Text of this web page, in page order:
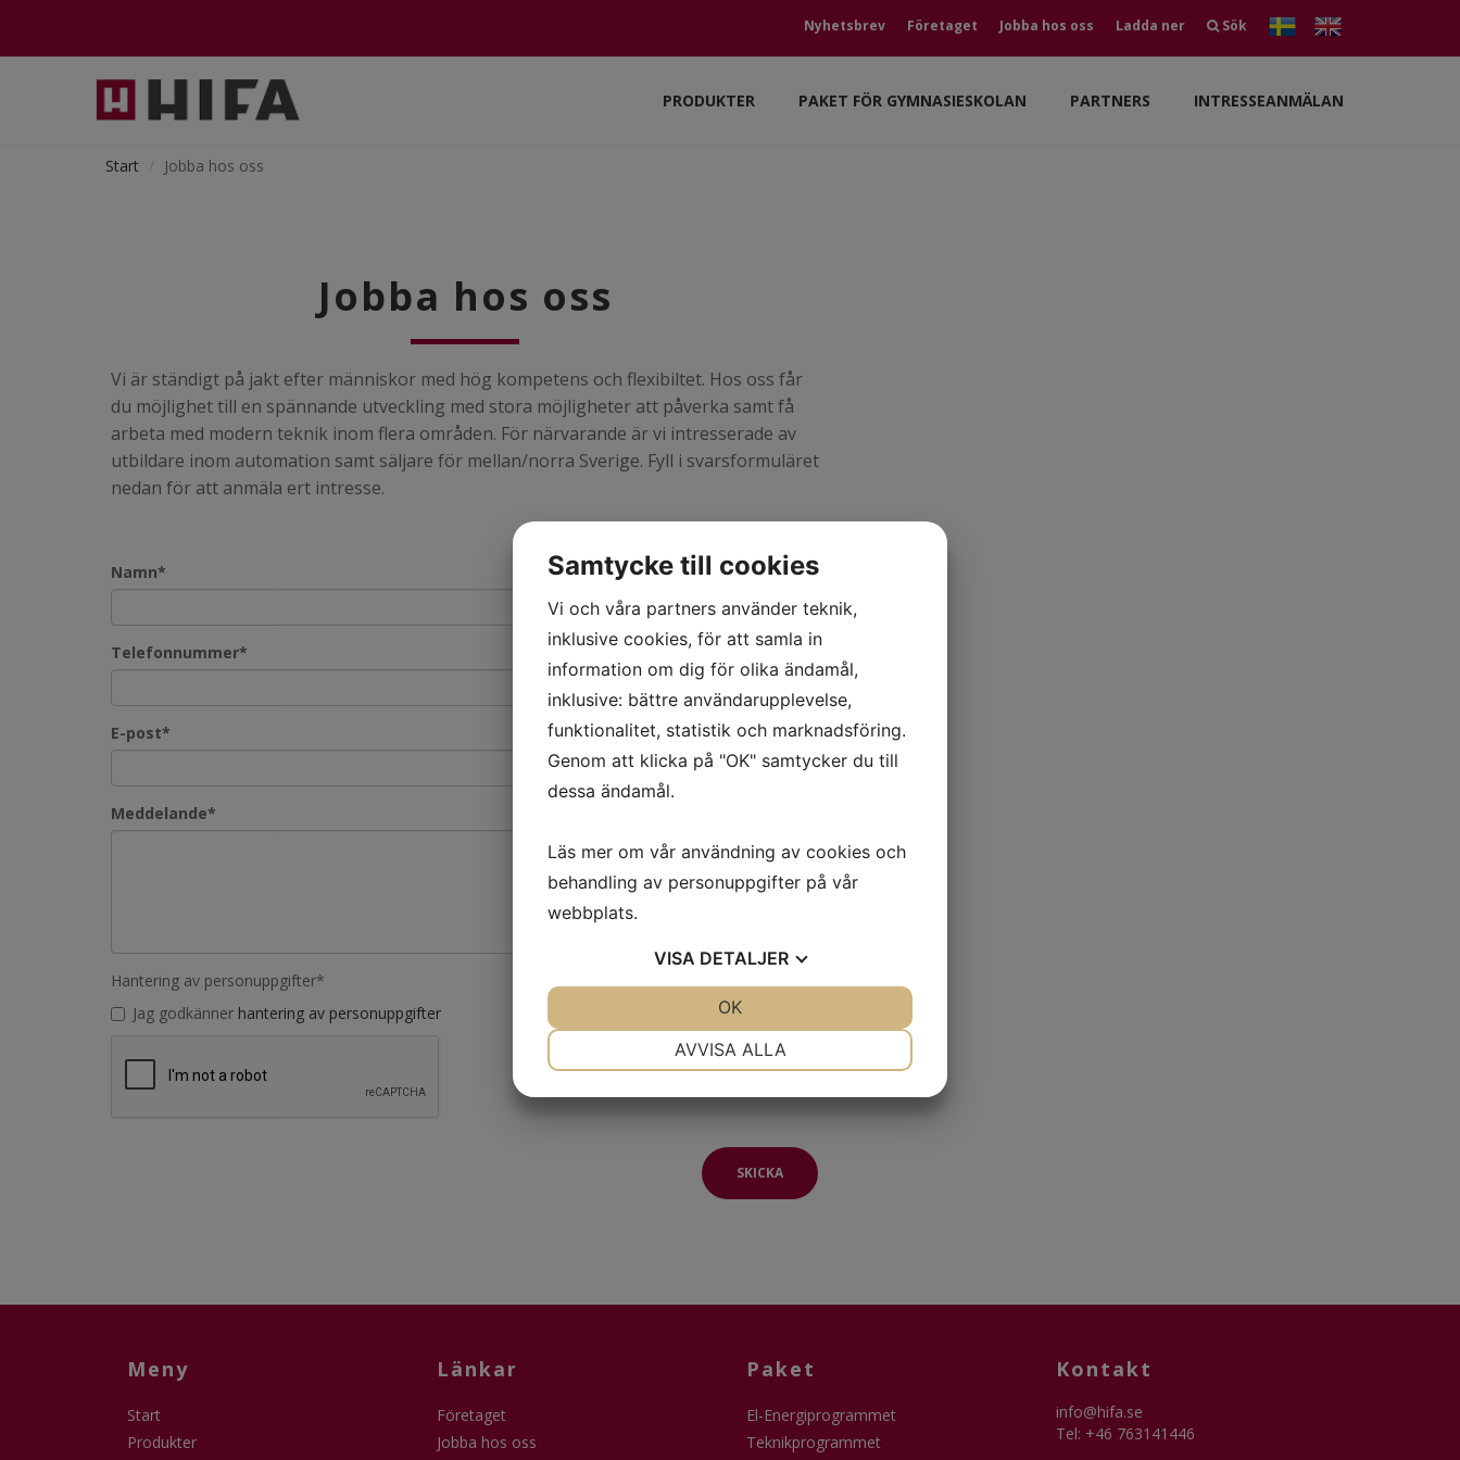
Nyhetsbrev Företaget Jobba hos oss Ladda ner Sök
PRODUKTER PAKET FÖR GYMNASIESKOLAN PARTNERS INTRESSEANMÄLAN
Start Jobba hos oss
Jobba hos oss
Vi är ständigt på jakt efter människor med hög kompetens och flexibiltet. Hos oss får
du möjlighet till en spännande utveckling med stora möjligheter att påverka samt få
arbeta med modern teknik inom flera områden. För närvarande är vi intresserade av
utbildare inom automation samt säljare för mellan/norra Sverige. Fyll i svarsformuläret
nedan för att anmäla ert intresse.
Namn*
Telefonnummer*
E-post*
Meddelande*
Hantering av personuppgifter*
Jag godkänner hantering av personuppgifter
SKICKA
Meny
Start
Produkter
Länkar
Företaget
Jobba hos oss
Paket
El-Energiprogrammet
Teknikprogrammet
Kontakt
info@hifa.se
Tel: +46 763141446
Samtycke till cookies
Vi och våra partners använder teknik,
inklusive cookies, för att samla in
information om dig för olika ändamål,
inklusive: bättre användarupplevelse,
funktionalitet, statistik och marknadsföring.
Genom att klicka på "OK" samtycker du till
dessa ändamål.
Läs mer om vår användning av cookies och
behandling av personuppgifter på vår
webbplats.
VISA DETALJER
AVVISA ALLA
OK